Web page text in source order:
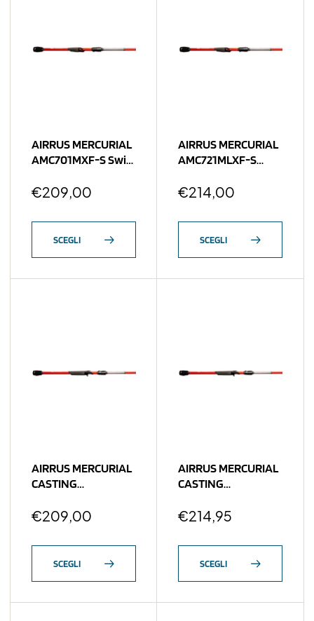
AIRRUS MERCURIAL
AMC701MXF-S Swift
€209,00
SCEGLI
AIRRUS MERCURIAL
AMC721MLXF-S
3/16-3/4 OZ
€214,00
SCEGLI
AIRRUS MERCURIAL
CASTING
Structure Dasher
€209,00
SCEGLI
AIRRUS MERCURIAL
CASTING
Lash 3/8-5/8 OZ
€214,95
SCEGLI